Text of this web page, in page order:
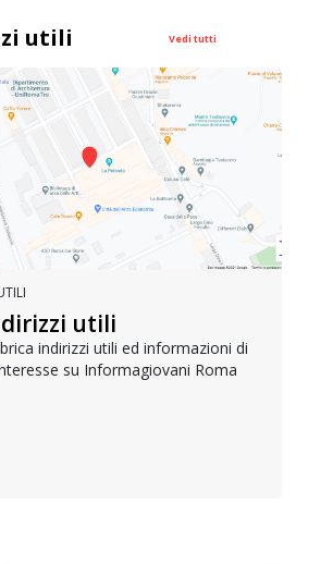
utili Vedi tutti
utili
indirizzi utili ed informazioni di
su Informagiovani Roma